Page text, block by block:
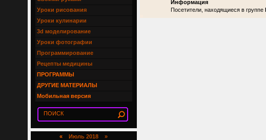
Информация
Посетители, находящиеся в группе
Уроки рисования
Уроки кулинарии
3d моделирование
Уроки фотографии
Программирование
Рецепты медицины
ПРОГРАММЫ
ДРУГИЕ МАТЕРИАЛЫ
Мобильная версия
« Июль 2018 »